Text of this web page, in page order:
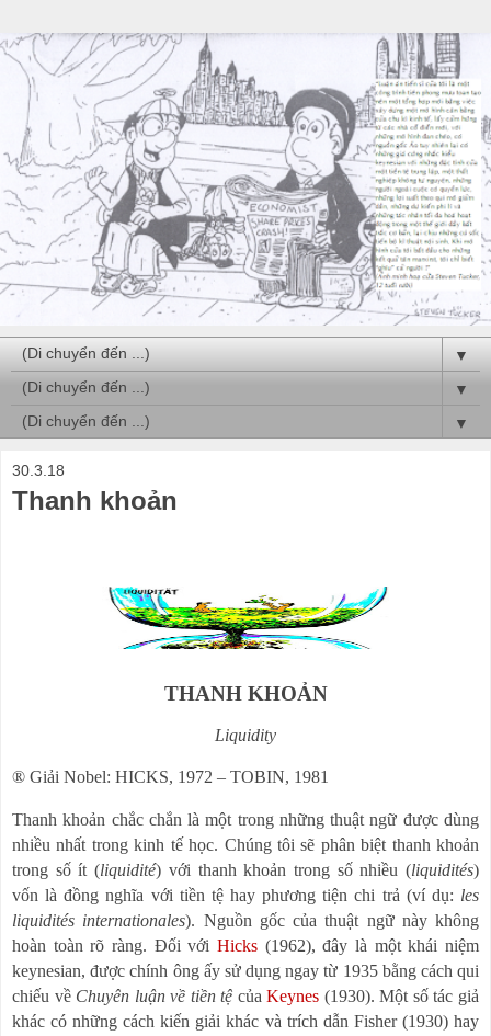
▼
▼
▼
30.3.18
Thanh khoản
THANH KHOẢN
Liquidity
® Giải Nobel: HICKS, 1972 – TOBIN, 1981
Thanh khoản chắc chắn là một trong những thuật ngữ được dùng
nhiều nhất trong kinh tế học. Chúng tôi sẽ phân biệt thanh khoản
trong số ít (liquidité) với thanh khoản trong số nhiều (liquidités)
vốn là đồng nghĩa với tiền tệ hay phương tiện chi trả (ví dụ: les
liquidités internationales). Nguồn gốc của thuật ngữ này không
hoàn toàn rõ ràng. Đối với Hicks (1962), đây là một khái niệm
keynesian, được chính ông ấy sử dụng ngay từ 1935 bằng cách qui
chiếu về Chuyên luận về tiền tệ củaKeynes (1930). Một số tác giả
khác có những cách kiến giải khác và trích dẫn Fisher (1930) hay